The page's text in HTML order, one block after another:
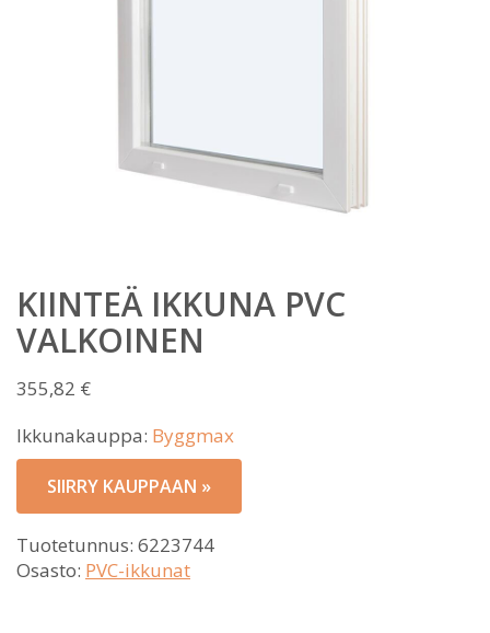
KIINTEÄ IKKUNA PVC
VALKOINEN
355,82 €
Ikkunakauppa: Byggmax
SIIRRY KAUPPAAN »
Tuotetunnus: 6223744
Osasto: PVC-ikkunat